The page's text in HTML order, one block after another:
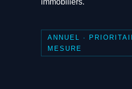
ANNUEL ·
MESURE